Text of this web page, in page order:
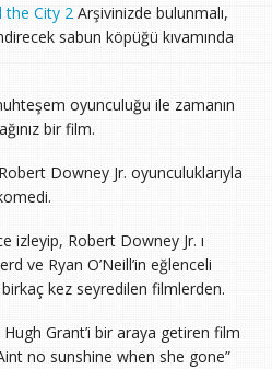
the City 2 Arşivinizde bulunmalı,
sabun köpüğü kıvamında
oyunculuğu ile zamanın
bir film.
Downey Jr. oyunculuklarıyla
izleyip, Robert Downey Jr. ı
ve Ryan O’Neill’in eğlenceli
kez seyredilen filmlerden.
Grant’i bir araya getiren film
no sunshine when she gone”